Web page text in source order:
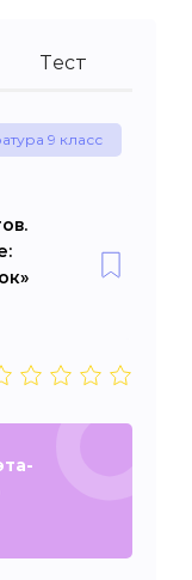
Тест
9 класс